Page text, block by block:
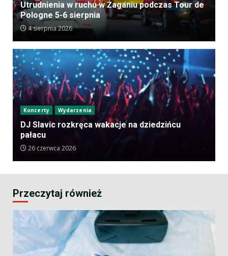
Utrudnienia w ruchu w Żaganiu podczas Tour de
Pologne 5-6 sierpnia
4 sierpnia 2026
Koncerty Wydarzenia
DJ Slavic rozkręca wakacje na dziedzińcu
pałacu
26 czerwca 2026
Przeczytaj również